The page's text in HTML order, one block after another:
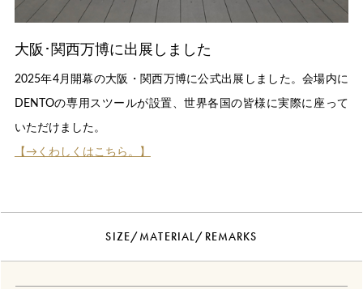
大阪･関西万博に出展しました
2025年4月開幕の大阪・関西万博に公式出展しました。会場内に
DENTOの専用スツールが設置、世界各国の皆様に実際に座って
いただけました。
【→くわしくはこちら。】
SIZE/MATERIAL/REMARKS